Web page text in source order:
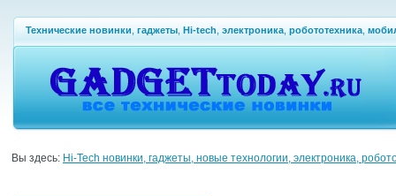
Технические новинки гаджеты Hi-tech электроника робототехника
Вы здесь: Hi-Tech новинки, гаджеты, новые технологии, электроника,